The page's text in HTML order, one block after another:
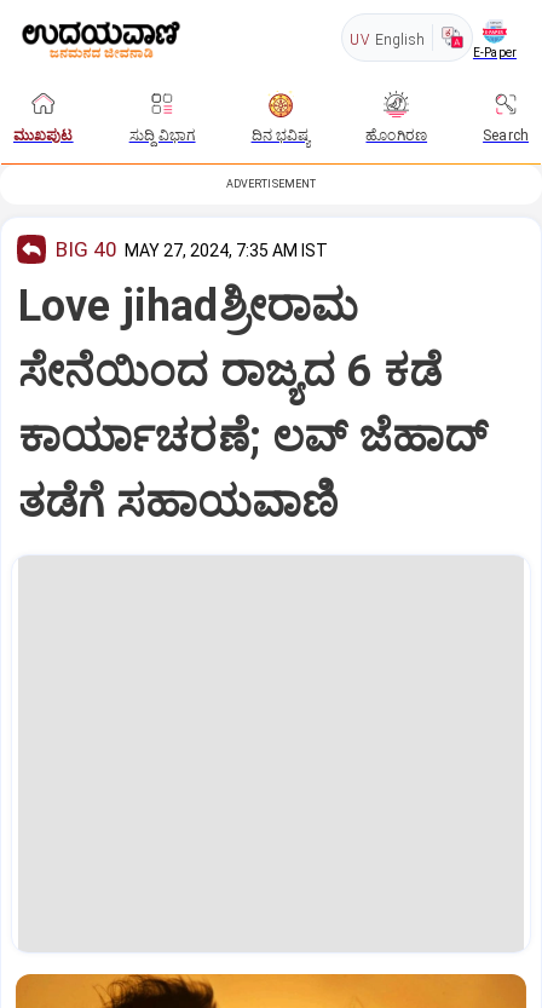
UV English
E-Paper
ಮುಖಪುಟ ಸುದ್ದಿ ವಿಭಾಗ ದಿನ ಭವಿಷ್ಯ ಹೊಂಗಿರಣ Search
ADVERTISEMENT
BIG 40 MAY 27, 2024, 7:35 AM IST
Love jihadಶ್ರೀರಾಮ
ಸೇನೆಯಿಂದ ರಾಜ್ಯದ 6 ಕಡೆ
ಕಾರ್ಯಾಚರಣೆ; ಲವ್‌ ಜೆಹಾದ್‌
ತಡೆಗೆ ಸಹಾಯವಾಣಿ